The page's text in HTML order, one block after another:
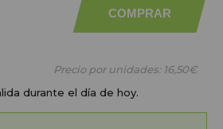
COMPRAR
Precio por unidades: 16,50€
durante el día de hoy.